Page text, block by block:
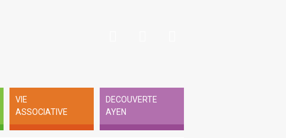
VIE
ASSOCIATIVE
DECOUVERTE
AYEN